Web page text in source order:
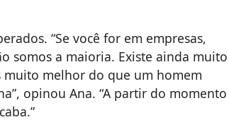
“Se você for em empresas,
somos a maioria. Existe ainda muito
muito melhor do que um homem
opinou Ana. “A partir do momento